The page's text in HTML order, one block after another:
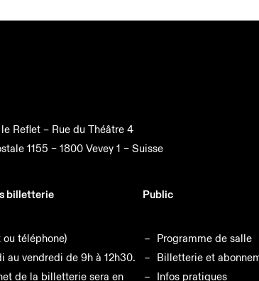
Reflet – Rue du Théâtre 4
1155 –1800Vevey 1 –Suisse
billetterie
téléphone)
au vendredi de 9h à 12h30.
de la billetterie sera en
Public
Programme de salle
Billetterie et
Infos pratiques